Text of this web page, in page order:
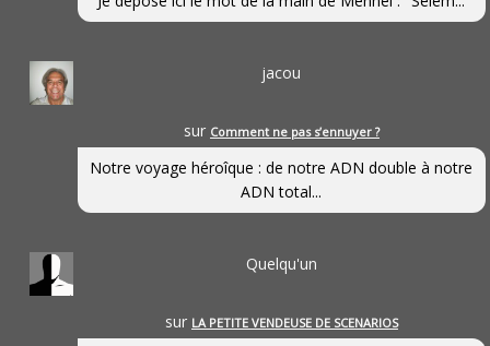
jacou
sur Comment ne pas s’ennuyer ?
Notre voyage héroîque : de notre ADN double à notre
ADN total...
Quelqu'un
sur LA PETITE VENDEUSE DE SCENARIOS